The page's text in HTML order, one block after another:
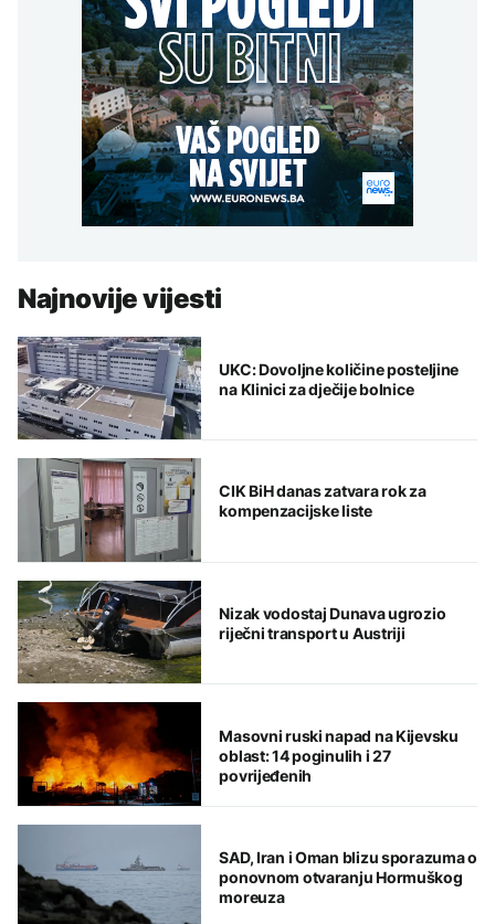
Najnovije vijesti
UKC: Dovoljne količine posteljine
na Klinici za dječije bolnice
CIK BiH danas zatvara rok za
kompenzacijske liste
Nizak vodostaj Dunava ugrozio
riječni transport u Austriji
Masovni ruski napad na Kijevsku
oblast: 14 poginulih i 27
povrijeđenih
SAD, Iran i Oman blizu sporazuma o
ponovnom otvaranju Hormuškog
moreuza